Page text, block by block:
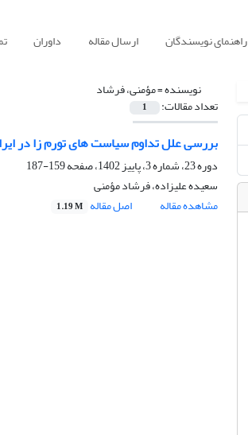
راهنمای نویسندگان ارسال مقاله داوران
نویسنده =مؤمنی، فرشاد
تعداد مقالات: 1
بررسی علل تداوم سیاست های تورم زا در
دوره 23، شماره 3، پاییز 1402، صفحه
159-187
سعیده علیزاده، فرشاد مؤمنی
مشاهده مقاله
اصل مقاله 1.19 M